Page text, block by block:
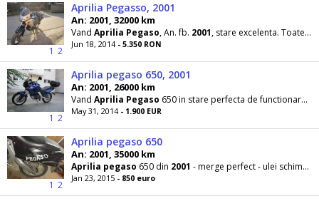
1 2
Aprilia Pegasso, 2001
An: 2001, 32000 km
Vand Aprilia Pegaso, An. fb. 2001, stare excelenta. Toate acte pentru inmatriculare, recent adusa
Jun 18, 2014 - 5.350 RON
1 2
Aprilia pegaso 650, 2001
An: 2001, 26000 km
Vand Aprilia Pegaso 650 in stare perfecta de functionare recent adusa in tara
May 31, 2014 - 1.900 EUR
1 2
Aprilia pegaso 650
An: 2001, 35000 km
Aprilia pegaso 650 din 2001 - merge perfect - ulei schimbat de curand - cauciucuri ok - acte
Jan 23, 2015 - 850 euro